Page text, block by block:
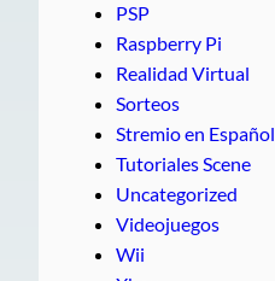
PSP
Raspberry Pi
Realidad Virtual
Sorteos
Stremio en Español
Tutoriales Scene
Uncategorized
Videojuegos
Wii